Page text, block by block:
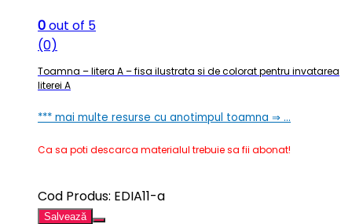
0out of 5
(0)
Toamna – litera A – fisa ilustrata si de colorat pentru invatarea
literei A
*** mai multe resurse cu anotimpul toamna ⇒ …
Ca sa poti descarca materialul trebuie sa fii abonat!
Cod Produs: EDIA11-a
Salvează